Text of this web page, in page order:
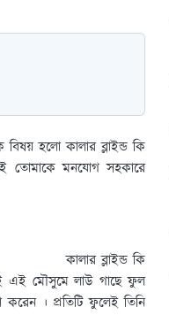
হলো কালার ব্লাইন্ড কি
তোমাকে মনযোগ সহকারে
কালার ব্লাইন্ড কি
এই মৌসুমে লাউ গাছে ফুল
। প্রতিটি ফুলেই তিনি